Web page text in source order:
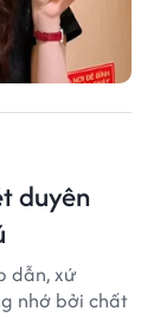
duyên
dẫn, xứ
nhớ bởi chất